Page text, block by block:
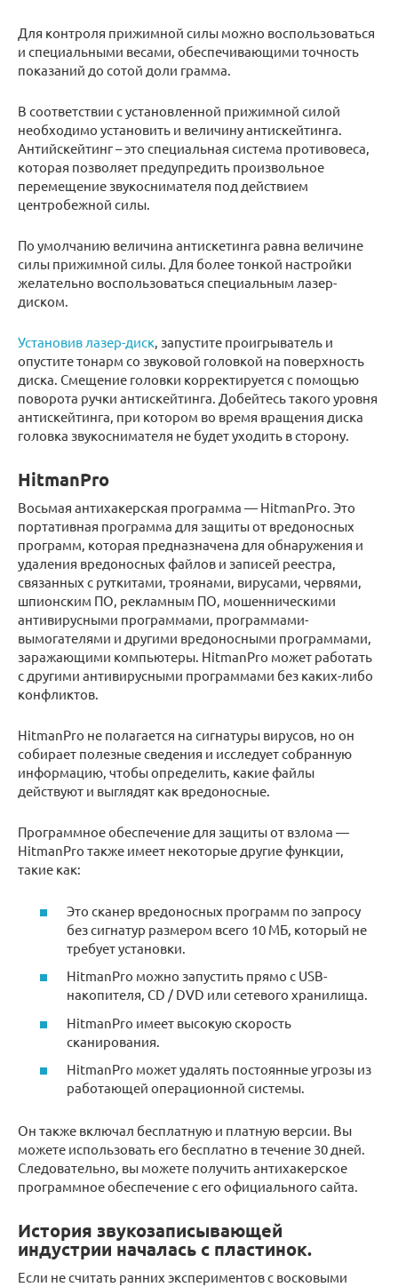
Для контроля прижимной силы можно воспользоваться
и специальными весами, обеспечивающими точность
показаний до сотой доли грамма.
В соответствии с установленной прижимной силой
необходимо установить и величину антискейтинга.
Антийскейтинг – это специальная система противовеса,
которая позволяет предупредить произвольное
перемещение звукоснимателя под действием
центробежной силы.
По умолчанию величина антискетинга равна величине
силы прижимной силы. Для более тонкой настройки
желательно воспользоваться специальным лазер-
диском.
Установив лазер-диск, запустите проигрыватель и
опустите тонарм со звуковой головкой на поверхность
диска. Смещение головки корректируется с помощью
поворота ручки антискейтинга. Добейтесь такого уровня
антискейтинга, при котором во время вращения диска
головка звукоснимателя не будет уходить в сторону.
HitmanPro
Восьмая антихакерская программа — HitmanPro. Это
портативная программа для защиты от вредоносных
программ, которая предназначена для обнаружения и
удаления вредоносных файлов и записей реестра,
связанных с руткитами, троянами, вирусами, червями,
шпионским ПО, рекламным ПО, мошенническими
антивирусными программами, программами-
вымогателями и другими вредоносными программами,
заражающими компьютеры. HitmanPro может работать
с другими антивирусными программами без каких-либо
конфликтов.
HitmanPro не полагается на сигнатуры вирусов, но он
собирает полезные сведения и исследует собранную
информацию, чтобы определить, какие файлы
действуют и выглядят как вредоносные.
Программное обеспечение для защиты от взлома —
HitmanPro также имеет некоторые другие функции,
такие как:
Это сканер вредоносных программ по запросу
без сигнатур размером всего 10 МБ, который не
требует установки.
HitmanPro можно запустить прямо с USB-
накопителя, CD / DVD или сетевого хранилища.
HitmanPro имеет высокую скорость
сканирования.
HitmanPro может удалять постоянные угрозы из
работающей операционной системы.
Он также включал бесплатную и платную версии. Вы
можете использовать его бесплатно в течение 30 дней.
Следовательно, вы можете получить антихакерское
программное обеспечение с его официального сайта.
История звукозаписывающей
индустрии началась с пластинок.
Если не считать ранних экспериментов с восковыми